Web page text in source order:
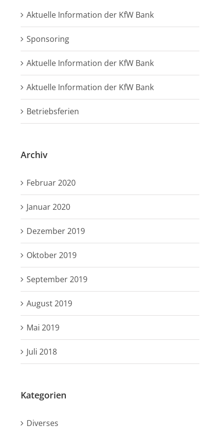
Aktuelle Information der KfW Bank
Sponsoring
Aktuelle Information der KfW Bank
Aktuelle Information der KfW Bank
Betriebsferien
Archiv
Februar 2020
Januar 2020
Dezember 2019
Oktober 2019
September 2019
August 2019
Mai 2019
Juli 2018
Kategorien
Diverses